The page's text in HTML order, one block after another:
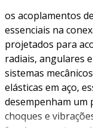
os acoplamentos
essenciais na
projetados para
radiais, angulares
sistemas
elásticas em aço,
desempenham um
choques e